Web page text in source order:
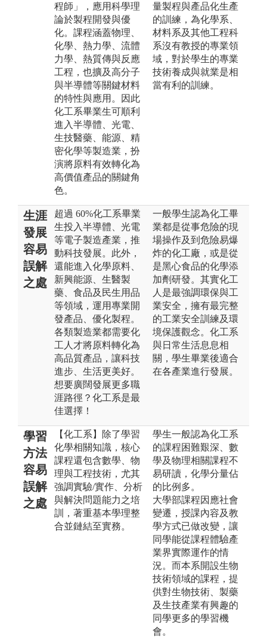
程師」，應用科學理
論於製程開發與優
化。課程涵蓋物理、
化學、熱力學、流體
力學、熱質傳與反應
工程，也擴及高分子
與半導體等關鍵材料
的特性與應用。因此
化工系畢業生可順利
進入半導體、光電、
生技醫藥、能源、精
密化學等製造業，扮
演將原料有效轉化為
高價值產品的關鍵角
色。
量製程與產品化生產
的訓練，為化學系、
材料系及其他工程科
系沒有教授的專業領
域，對於學生的專業
技術養成與就業是相
當有利的訓練。
生涯
發展
容易
誤解
之處
超過 60%化工系畢業
生投入半導體、光電
等電子製造產業，推
動科技發展。此外，
還能進入化學原料、
新興能源、生醫製
藥、食品及民生用品
等領域，運用專業開
發產品、優化製程。
各類製造業都需要化
工人才將原料轉化為
高品質產品，讓科技
進步、生活更美好。
想要廣闊發展更多職
涯路徑？化工系是最
佳選擇！
一般學生認為化工畢
業都是從事危險的現
場操作及到危險易爆
炸的化工廠，或是從
是黑心食品的化學添
加劑研發。其實化工
人是最強調環保與工
業安全，擁有最完整
的工業安全訓練及環
境保護觀念。化工系
與日常生活息息相
關，學生畢業後適合
在各產業進行發展。
學習
方法
容易
誤解
之處
【化工系】除了學習
化學相關知識，核心
課程還包含數學、物
理與工程技術，尤其
強調實驗/實作、分析
與解決問題能力之培
訓，著重基本學理整
合並鏈結至實務。
學生一般認為化工系
的課程困難艱深、數
學及物理相關課程不
易研讀，化學分量佔
的比例多。
大學部課程因應社會
變遷，授課內容及教
學方式已做改變，讓
同學能從課程體驗產
業界實際運作的情
況。而本系開設生物
技術領域的課程，提
供對生物技術、製藥
及生技產業有興趣的
同學更多的學習機
會。